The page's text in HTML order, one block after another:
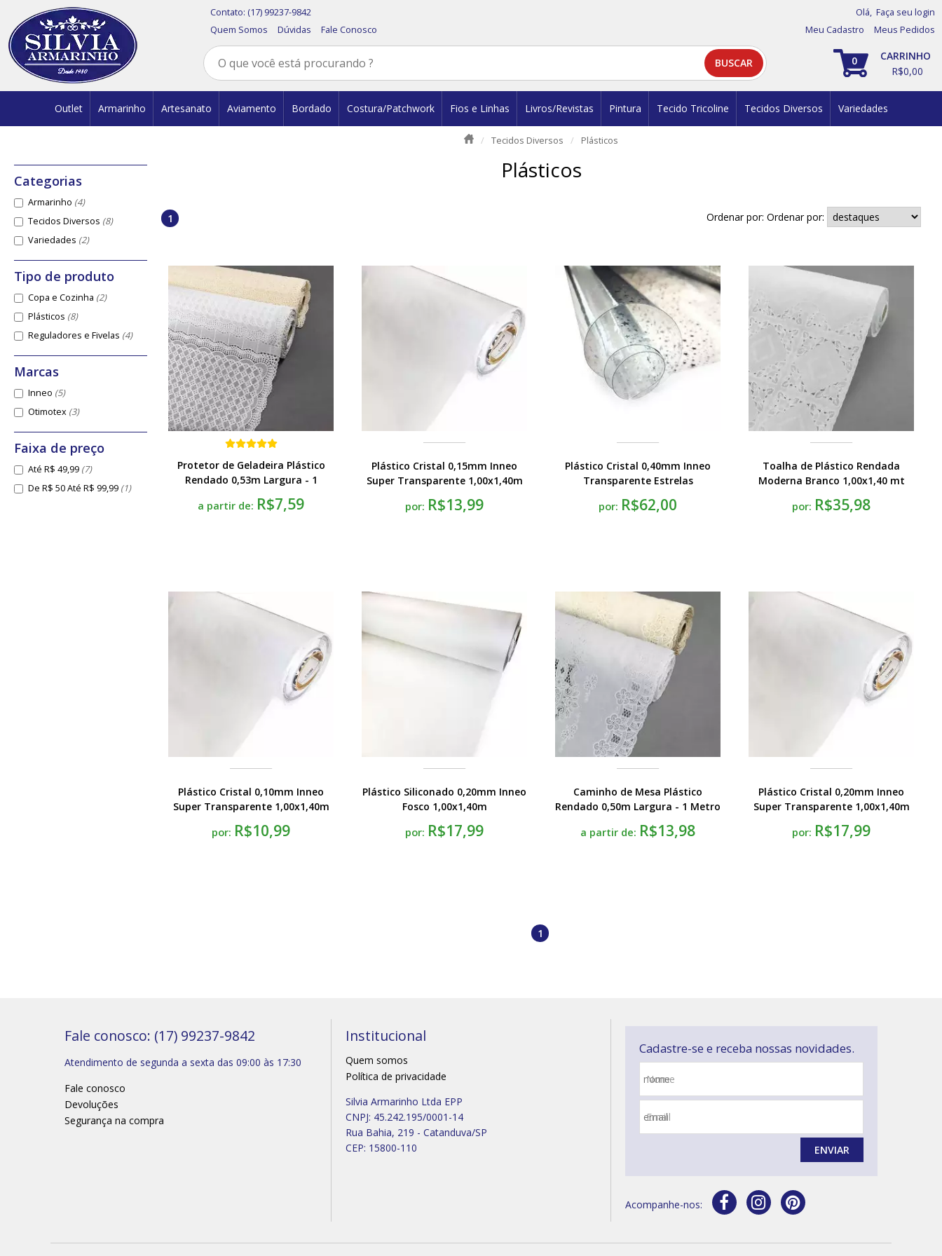
Olá, Faça seu login
Quem Somos
Dúvidas Fale Conosco Meu Cadastro Meus Pedidos
Outlet Armarinho Artesanato Aviamento Bordado Costura/Patchwork Fios e Linhas Livros/Revistas Pintura Tecido Tricoline Tecidos Diversos Variedades
Contato: (17) 99237-9842
Armarinho (4)
Tecidos Diversos (8)
Variedades (2)
Copa e Cozinha (2)
Plásticos (8)
Reguladores e Fivelas (4)
Inneo (5)
Otimotex (3)
Até R$ 49,99 (7)
De R$ 50 Até R$ 99,99 (1)
R$0,00
0
Tecidos Diversos Plásticos
Plásticos
Ordenar por:
1
Protetor de Geladeira Plástico
Rendado 0,53m Largura - 1
a partir de: R$7,59
Plástico Cristal 0,15mm Inneo
Super Transparente 1,00x1,40m
por: R$13,99
Plástico Cristal 0,40mm Inneo
Transparente Estrelas
por: R$62,00
Toalha de Plástico Rendada
Moderna Branco 1,00x1,40 mt
por: R$35,98
Plástico Cristal 0,10mm Inneo
Super Transparente 1,00x1,40m
por: R$10,99
Plástico Siliconado 0,20mm Inneo
Fosco 1,00x1,40m
por: R$17,99
Caminho de Mesa Plástico
Rendado 0,50m Largura - 1 Metro
a partir de: R$13,98
Plástico Cristal 0,20mm Inneo
Super Transparente 1,00x1,40m
por: R$17,99
1
Fale conosco: (17) 99237-9842
Atendimento de segunda a sexta das 09:00 às 17:30
Fale conosco
Devoluções
Segurança na compra
Institucional
Quem somos
Política de privacidade
Silvia Armarinho Ltda EPP
CNPJ: 45.242.195/0001-14
Rua Bahia, 219 - Catanduva/SP
CEP: 15800-110
Cadastre-se e receba nossas novidades.
Nome
Email
ENVIAR
Acompanhe-nos: